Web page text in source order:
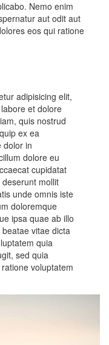
Nemo enim
aut odit aut
eos qui ratione
adipisicing elit,
et dolore
quis nostrud
ex ea
dolor in
dolore eu
cupidatat
mollit
unde omnis iste
doloremque
ipsa quae ab illo
vitae dicta
quia
sed quia
voluptatem